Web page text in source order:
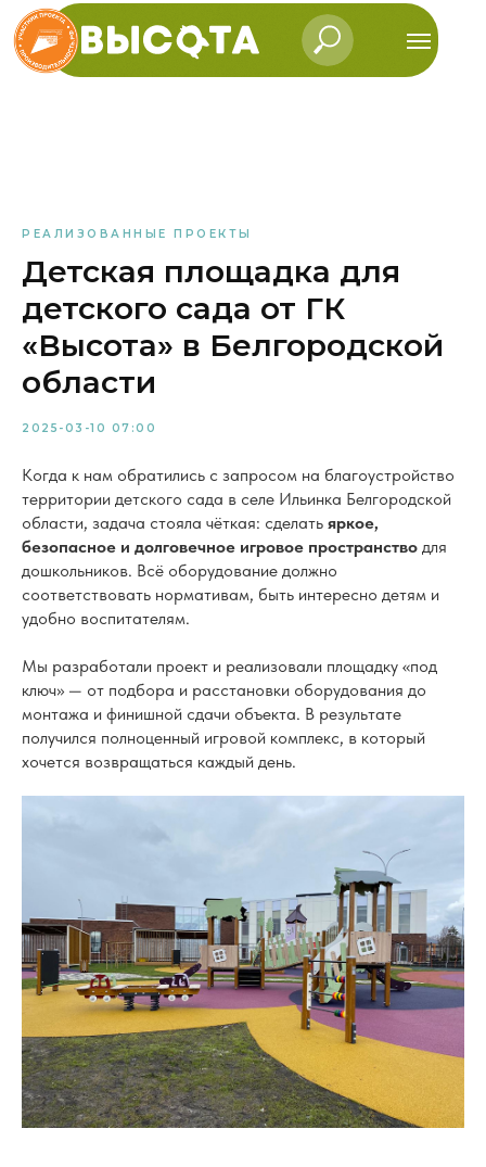
РЕАЛИЗОВАННЫЕ ПРОЕКТЫ
Детская площадка для
детского сада от ГК
«Высота» в Белгородской
области
2025-03-10 07:00
Когда к нам обратились с запросом на благоустройство
территории детского сада в селе Ильинка Белгородской
области, задача стояла чёткая: сделать яркое,
безопасное и долговечное игровое пространство для
дошкольников. Всё оборудование должно
соответствовать нормативам, быть интересно детям и
удобно воспитателям.
Мы разработали проект и реализовали площадку «под
ключ» — от подбора и расстановки оборудования до
монтажа и финишной сдачи объекта. В результате
получился полноценный игровой комплекс, в который
хочется возвращаться каждый день.